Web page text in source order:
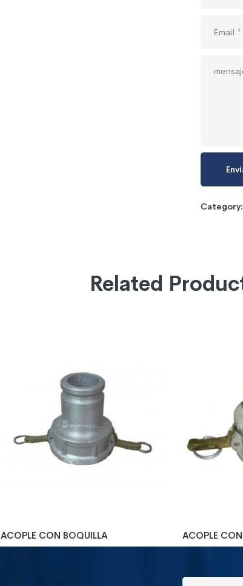
Category:
Related
ACOPLE CON BOQUILLA ACOPLE